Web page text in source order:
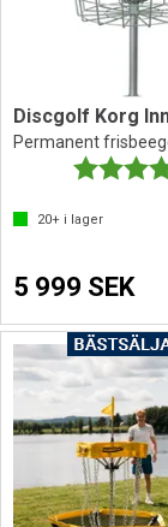
Betyg:
20+ i lager
5 999 SEK